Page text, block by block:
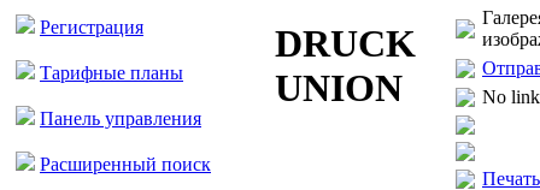
Регистрация
Тарифные планы
Панель управления
Расширенный поиск
DRUCK
UNION
No link
Печать